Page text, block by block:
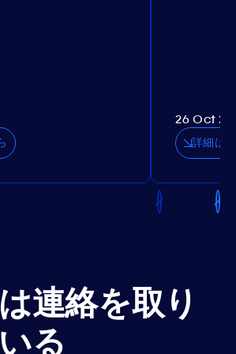
26 Oct
詳細は
連絡を取り
る